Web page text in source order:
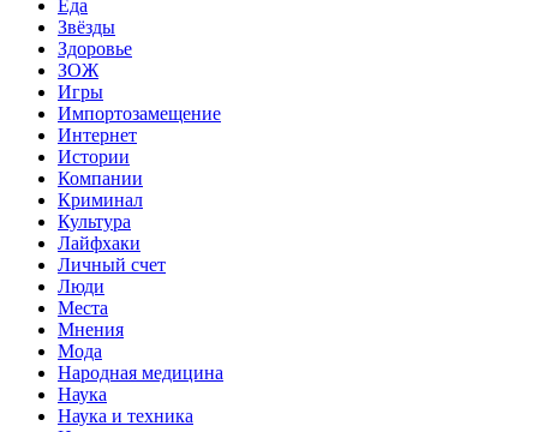
Еда
Звёзды
Здоровье
ЗОЖ
Игры
Импортозамещение
Интернет
Истории
Компании
Криминал
Культура
Лайфхаки
Личный счет
Люди
Места
Мнения
Мода
Народная медицина
Наука
Наука и техника